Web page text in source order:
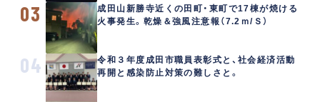
03
成田山新勝寺近くの田町・東町で17棟が焼ける
火事発生。乾燥＆強風注意報（7.2ｍ/Ｓ）
04
令和３年度成田市職員表彰式と、社会経済活動
再開と感染防止対策の難しさと。